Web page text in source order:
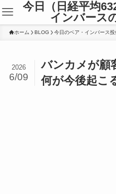
今日（日経平均
インバース
ホーム BLOG 今日のベア・インバース
バンカメが顧
何が今後起こ
2026
6/09